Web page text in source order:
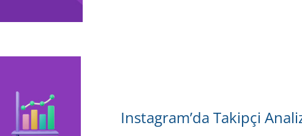
Instagram’da Takipçi